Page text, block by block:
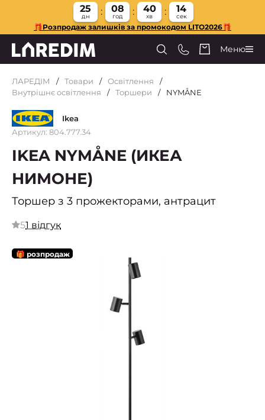
25
дн
08
год
40
хв
13
сек
🎁Розпродаж залишків за промокодом LITO2026🎁
Меню
ЛАРЕДІМ Товари
Освітлення
Внутрішнє освітлення
Торшери NYMÅNE
Ikea
Артикул: 804.777.34
IKEA NYMÅNE (ИКЕА
НИМОНЕ)
Торшер з 3 прожекторами, антрацит
51 відгук
🎁 розпродаж